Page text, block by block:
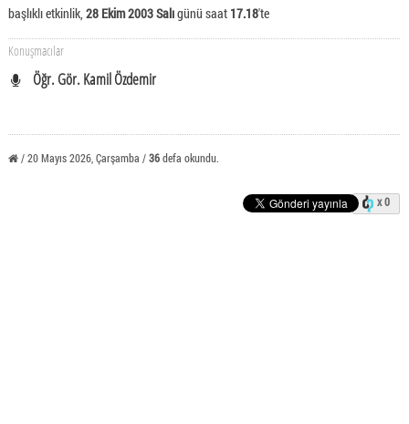
başlıklı etkinlik, 28 Ekim 2003 Salıgünü saat 17.18'te
Konuşmacılar
Öğr. Gör. Kamil Özdemir
/ 20 Mayıs 2026, Çarşamba /36defa okundu.
x 0